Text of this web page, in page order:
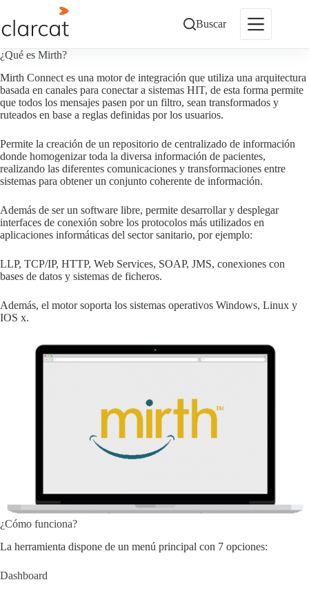
contenido
Buscar
¿Qué es Mirth?
Mirth Connect es una motor de integración que utiliza una arquitectura
basada en canales para conectar a sistemas HIT, de esta forma permite
que todos los mensajes pasen por un filtro, sean transformados y
ruteados en base a reglas definidas por los usuarios.
Permite la creación de un repositorio de centralizado de información
donde homogenizar toda la diversa información de pacientes,
realizando las diferentes comunicaciones y transformaciones entre
sistemas para obtener un conjunto coherente de información.
Además de ser un software libre, permite desarrollar y desplegar
interfaces de conexión sobre los protocolos más utilizados en
aplicaciones informáticas del sector sanitario, por ejemplo:
LLP, TCP/IP, HTTP, Web Services, SOAP, JMS, conexiones con
bases de datos y sistemas de ficheros.
Además, el motor soporta los sistemas operativos Windows, Linux y
IOS x.
¿Cómo funciona?
La herramienta dispone de un menú principal con 7 opciones:
Dashboard